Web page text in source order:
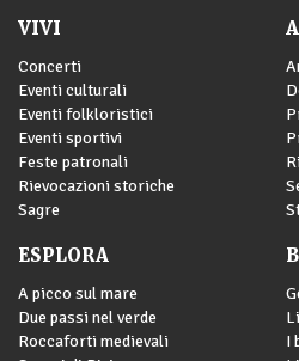
VIVI
Concerti
Eventi culturali
Eventi folkloristici
Eventi sportivi
Feste patronali
Rievocazioni storiche
Sagre
ESPLORA
A picco sul mare
Due passi nel verde
Roccaforti medievali
I